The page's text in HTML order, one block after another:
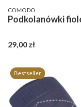
PRODUCENT
COMODO
Podkolanówki
Cena
29,00 zł
Bestseller